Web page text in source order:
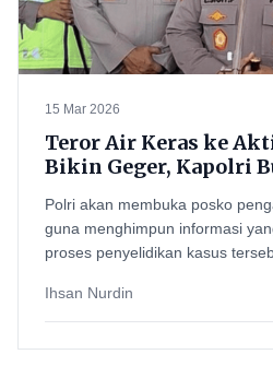
15 Mar 2026
Teror Air Keras ke
Bikin Geger, Kapolri
Saksi
Polri akan membuka posko
guna menghimpun informasi
proses penyelidikan kasus
Ihsan Nurdin